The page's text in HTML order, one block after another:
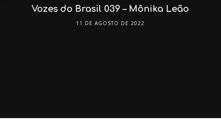
Vozes do Brasil 039 – Mônika Leão
11 DE AGOSTO DE 2022